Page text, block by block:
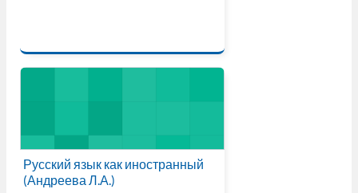
Русский язык как иностранный
(Андреева Л.А.)